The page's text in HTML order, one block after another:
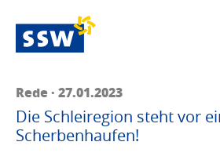
Rede · 27.01.2023
Die Schleiregion steht vor
Scherbenhaufen!